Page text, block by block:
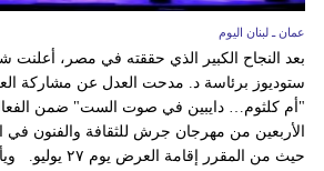
عمان ـ لبنان اليوم
بعد النجاح الكبير الذي حققته في مصر،
ستوديوز برئاسة د. مدحت العدل عن مشاركة
"أم كلثوم… دايبين في صوت الست" ضمن
الأربعين من مهرجان جرش للثقافة والفنون في
حيث من المقرر إقامة